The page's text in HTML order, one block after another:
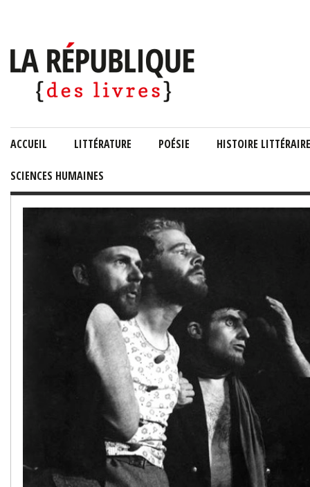
ACCUEIL LITTÉRATURE POÉSIE HISTOIRE LITTÉRAIRE
SCIENCES HUMAINES